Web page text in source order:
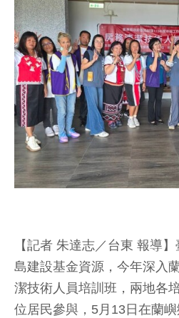
【記者 朱達志／台東 報導
島建設基金資源，今年深入
潔技術人員培訓班，兩地各
位居民參與，5月13日在蘭